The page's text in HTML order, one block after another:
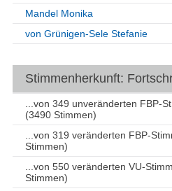
Mandel Monika
von Grünigen-Sele Stefanie
Stimmenherkunft:
...von 349 unveränderten FBP-
(3490 Stimmen)
...von 319 veränderten FBP-
Stimmen)
...von 550 veränderten VU-
Stimmen)